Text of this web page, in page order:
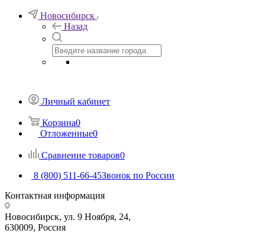
Новосибирск
Назад
Личный кабинет
Корзина0
Отложенные0
Сравнение товаров0
8 (800) 511-66-45Звонок по России
Контактная информация
Новосибирск, ул. 9 Ноября, 24,
630009, Россия